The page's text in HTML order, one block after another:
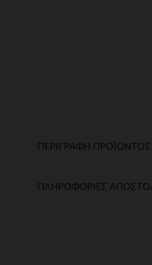
ΠΕΡΙΓΡΑΦΉ ΠΡΟΪΌΝΤΟΣ
ΠΛΗΡΟΦΟΡΊΕΣ